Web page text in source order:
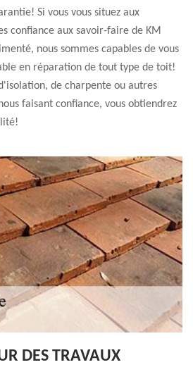
Si vous vous situez aux
confiance aux savoir-faire de KM
nous sommes capables de vous
en réparation de tout type de toit!
de charpente ou autres
faisant confiance, vous obtiendrez
DES TRAVAUX